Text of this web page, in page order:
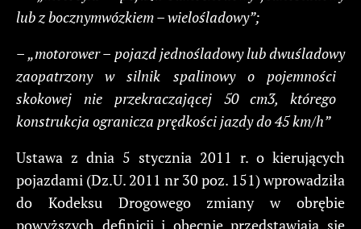
lubzbocznymwózkiem– wielośladowy”;
– „motorower– pojazdjednośladowylubdwuśladowy
zaopatrzonywsilnik spalinowyopojemności
skokowej nieprzekraczającej50cm3, którego
konstrukcja ogranicza prędkości jazdydo45km/h”
Ustawa z dnia 5 stycznia 2011 r. o kierujących
pojazdami (Dz.U. 2011 nr 30 poz. 151) wprowadziła
do Kodeksu Drogowego zmiany w obrębie
powyższych definicji i obecnie przedstawiają się